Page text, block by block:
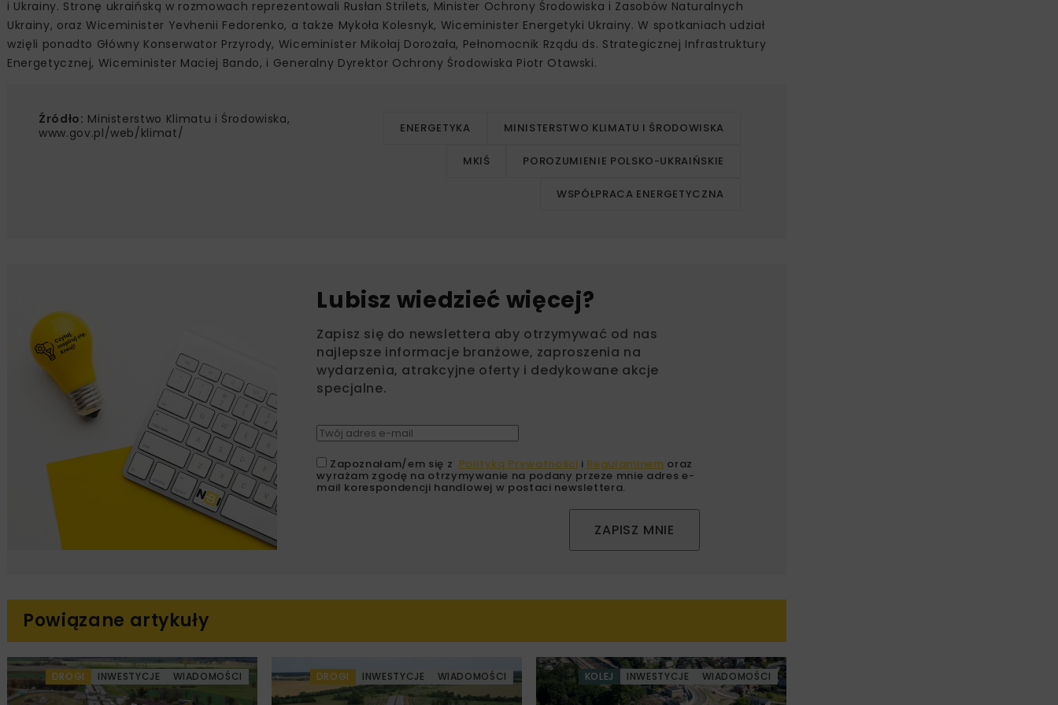
i Ukrainy. Stronę ukraińską w rozmowach reprezentowali Rusłan Strilets, Minister Ochrony Środowiska i Zasobów Naturalnych
Ukrainy, oraz Wiceminister Yevhenii Fedorenko, a także Mykoła Kolesnyk, Wiceminister Energetyki Ukrainy. W spotkaniach udział
wzięli ponadto Główny Konserwator Przyrody, Wiceminister Mikołaj Dorożała, Pełnomocnik Rządu ds. Strategicznej Infrastruktury
Energetycznej, Wiceminister Maciej Bando, i Generalny Dyrektor Ochrony Środowiska Piotr Otawski.
Źródło: Ministerstwo Klimatu i Środowiska,
www.gov.pl/web/klimat/
ENERGETYKA MINISTERSTWO KLIMATU I ŚRODOWISKA
MKIŚ POROZUMIENIE POLSKO-UKRAIŃSKIE
WSPÓŁPRACA ENERGETYCZNA
Lubisz wiedzieć więcej?
Zapisz się do newslettera aby otrzymywać od nas
najlepsze informacje branżowe, zaproszenia na
wydarzenia, atrakcyjne oferty i dedykowane akcje
specjalne.
Zapoznałam/em się z Polityką Prywatności i Regulaminem oraz
wyrażam zgodę na otrzymywanie na podany przeze mnie adres e-
mail korespondencji handlowej w postaci newslettera.
ZAPISZ MNIE
Powiązane artykuły
DROGI INWESTYCJE WIADOMOŚCI DROGI INWESTYCJE WIADOMOŚCI KOLEJ INWESTYCJE WIADOMOŚCI